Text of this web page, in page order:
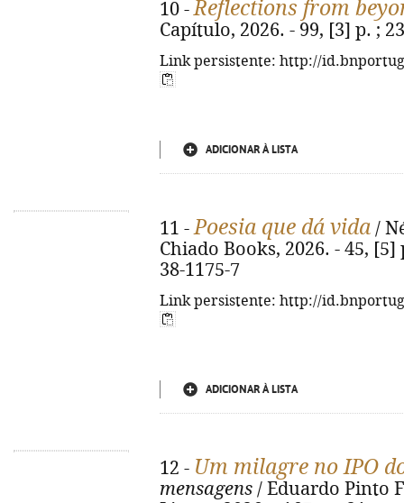
10 -Reflections from
Capítulo, 2026. - 99, [3] p. ;
Link persistente: http://
ADICIONAR À LISTA
11 -Poesia que dá vida /
Chiado Books, 2026. - 45, [5]
38-1175-7
Link persistente: http://
ADICIONAR À LISTA
12 - Um milagre no IPO
mensagens / Eduardo Pinto